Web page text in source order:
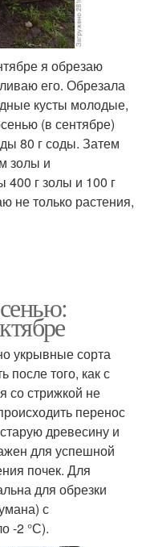
я обрезаю
его. Обрезала
кусты молодые,
(в сентябре)
80 г соды. Затем
золы и
400 г золы и 100 г
не только растения,
укрывные сорта
после того, как с
со стрижкой не
перенос
древесину и
для успешной
почек. Для
для обрезки
с
-2 °С).